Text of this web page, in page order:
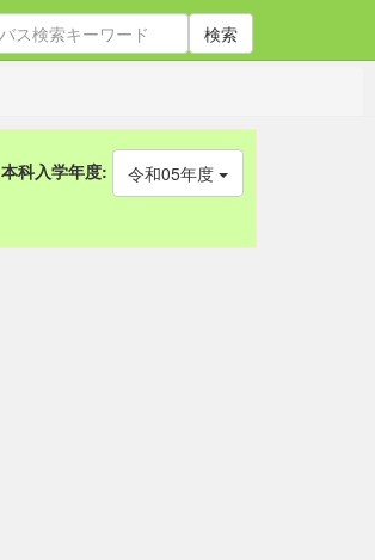
検索
本科入学年度: 令和05年度